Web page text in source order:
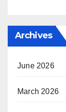
Archives
June 2026
March 2026